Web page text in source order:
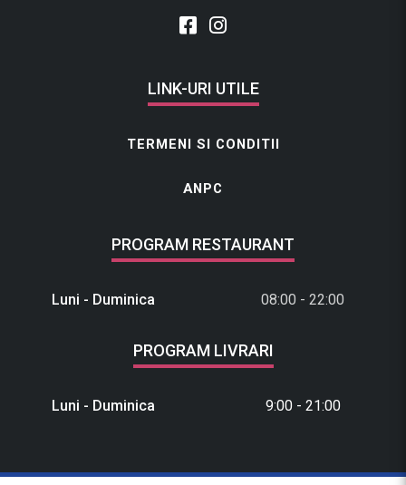
LINK-URI UTILE
TERMENI SI CONDITII
ANPC
PROGRAM RESTAURANT
Luni - Duminica 08:00 - 22:00
PROGRAM LIVRARI
Luni - Duminica 9:00 - 21:00